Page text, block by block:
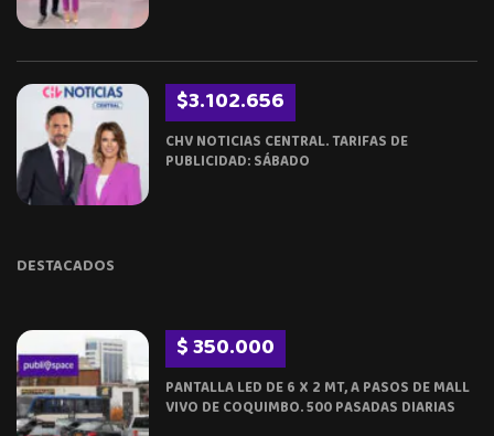
$3.102.656
CHV NOTICIAS CENTRAL. TARIFAS DE
PUBLICIDAD: SÁBADO
DESTACADOS
$ 350.000
PANTALLA LED DE 6 X 2 MT, A PASOS DE MALL
VIVO DE COQUIMBO. 500 PASADAS DIARIAS